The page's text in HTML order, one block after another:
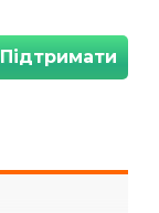
Підтримати